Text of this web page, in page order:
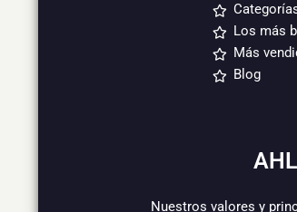
Los más
Más
Blog
Nuestros valores y